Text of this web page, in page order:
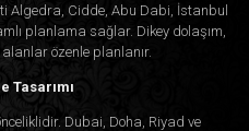
Algedra, Cidde, Abu Dabi, İstanbul
planlama sağlar. Dikey dolaşım,
özenle planlanır.
Tasarımı
Dubai, Doha, Riyad ve